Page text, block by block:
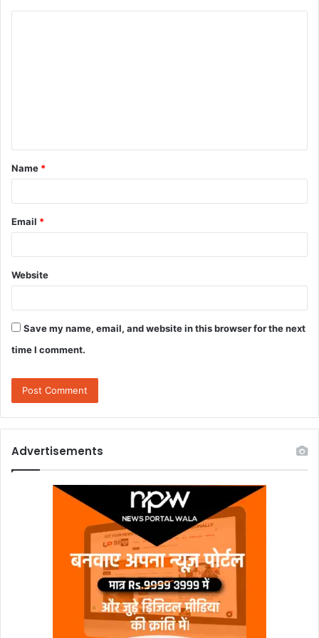
Name *
Email *
Website
Save my name, email, and website in this browser for the next
time I comment.
Advertisements